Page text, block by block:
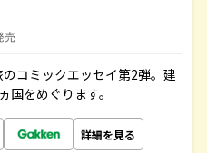
売
コミックエッセイ第2弾。建
をめぐります。
詳細を見る